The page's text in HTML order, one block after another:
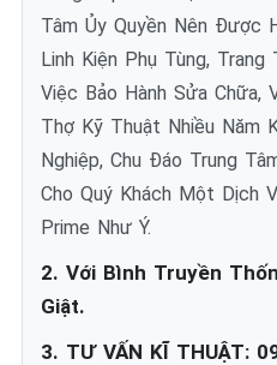
Tâm Ủy Quyền Nên Được
Linh Kiện Phụ Tùng,
Việc Bảo Hành Sửa Chữa,
Thợ Kỹ Thuật Nhiều Năm
Nghiệp, Chu Đáo Trung
Cho Quý Khách Một Dịch
Prime Như Ý.
2. Với Bình Truyền
Giật.
3. TƯ VẤN KĨ THUẬT: